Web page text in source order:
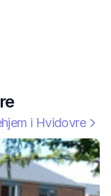
i Hvidovre